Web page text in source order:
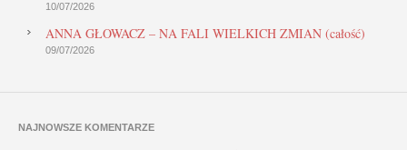
10/07/2026
ANNA GŁOWACZ – NA FALI WIELKICH ZMIAN (całość)
09/07/2026
NAJNOWSZE KOMENTARZE